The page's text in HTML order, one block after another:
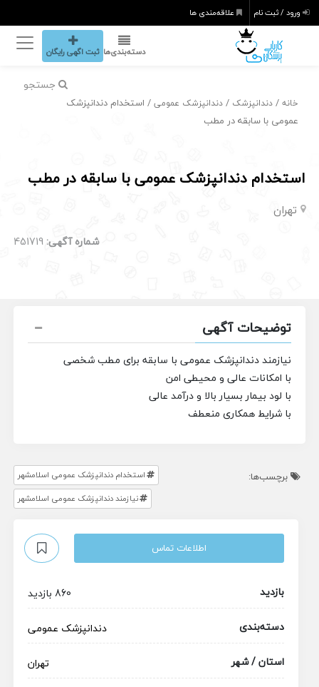
ورود / ثبت نام علاقه‌مندی ها
دسته‌بندی‌ها ثبت اگهی رایگان
جستجو
خانه /دندانپزشک /دندانپزشک عمومی / استخدام دندانپزشک
عمومی با سابقه در مطب
استخدام دندانپزشک عمومی با سابقه در مطب
تهران
شماره آگهی: 451719
توضیحات آگهی
نیازمند دندانپزشک عمومی با سابقه برای مطب شخصی
با امکانات عالی و محیطی امن
با لود بیمار بسیار بالا و درآمد عالی
با شرایط همکاری منعطف
برچسب‌ها:
استخدام دندانپزشک عمومی اسلامشهر
نیازمند دندانپزشک عمومی اسلامشهر
اطلاعات تماس
بازدید
860 بازدید
دسته‌بندی
دندانپزشک عمومی
استان / شهر
تهران